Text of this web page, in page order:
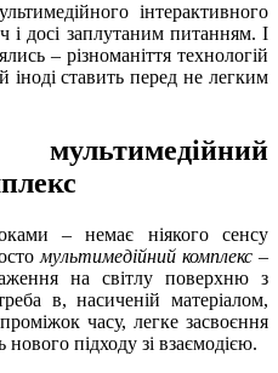
інтерактивного
і досі заплутаним питанням. І
– різноманіття технологій
ставить перед не легким
– немає ніякого сенсу
мультимедійний комплекс –
на світлу поверхню з
в, насиченій матеріалом,
часу, легке засвоєння
підходу зі взаємодією.